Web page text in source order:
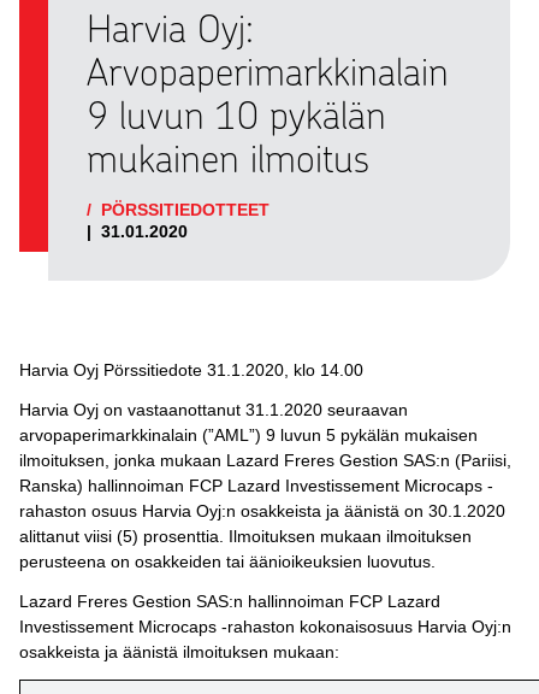
Harvia Oyj:
Arvopaperimarkkinalain
9 luvun 10 pykälän
mukainen ilmoitus
/ PÖRSSITIEDOTTEET
| 31.01.2020
Harvia Oyj Pörssitiedote 31.1.2020, klo 14.00
Harvia Oyj on vastaanottanut 31.1.2020 seuraavan
arvopaperimarkkinalain (”AML”) 9 luvun 5 pykälän mukaisen
ilmoituksen, jonka mukaan Lazard Freres Gestion SAS:n (Pariisi,
Ranska) hallinnoiman FCP Lazard Investissement Microcaps -
rahaston osuus Harvia Oyj:n osakkeista ja äänistä on 30.1.2020
alittanut viisi (5) prosenttia. Ilmoituksen mukaan ilmoituksen
perusteena on osakkeiden tai äänioikeuksien luovutus.
Lazard Freres Gestion SAS:n hallinnoiman FCP Lazard
Investissement Microcaps -rahaston kokonaisosuus Harvia Oyj:n
osakkeista ja äänistä ilmoituksen mukaan: